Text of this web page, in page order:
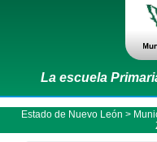
La escuela
Estado de Nuevo León >